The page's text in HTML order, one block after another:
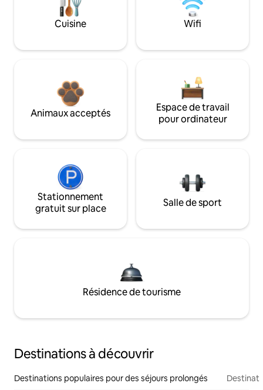
Cuisine Wifi
Animaux acceptés
Espace de travail
pour ordinateur
Stationnement
gratuit sur place
Salle de sport
Résidence de tourisme
Destinations à découvrir
Destinations populaires pour des séjours prolongés